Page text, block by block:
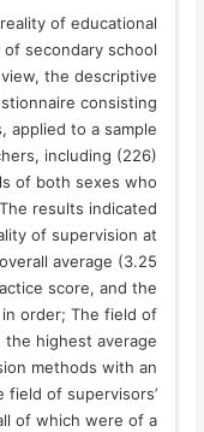
of educational
secondary school
the descriptive
consisting
applied to a sample
including (226)
of both sexes who
results indicated
of supervision at
average (3.25
score, and the
order; The field of
highest average
methods with an
field of supervisors’
of which were of a